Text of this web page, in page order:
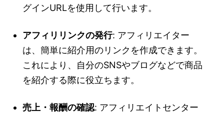
グインURLを使用して行います。
アフィリリンクの発行: アフィリエイター
は、簡単に紹介用のリンクを作成できます。
これにより、自分のSNSやブログなどで商品
を紹介する際に役立ちます。
売上・報酬の確認: アフィリエイトセンター